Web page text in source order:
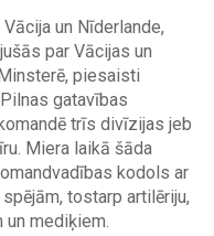
un Nīderlande,
par Vācijas un
piesaisti
gatavības
trīs divīzijas jeb
Miera laikā šāda
kodols ar
tostarp artilēriju,
mediķiem.